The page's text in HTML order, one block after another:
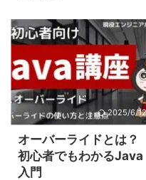
2025/6/12
オーバーライドとは？
初心者でもわかるJava
入門